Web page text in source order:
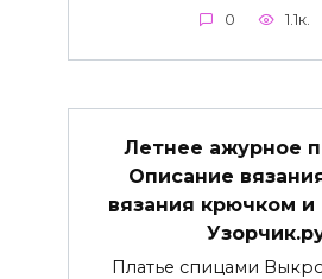
0 1.1к.
Летнее ажурное
Описание
вязания крючком и
Платье спицами